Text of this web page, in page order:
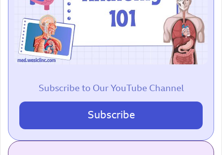
Subscribe to Our YouTube Channel
Subscribe